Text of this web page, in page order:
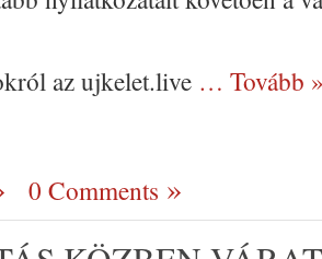
az ujkelet.live … Tovább
0 Comments